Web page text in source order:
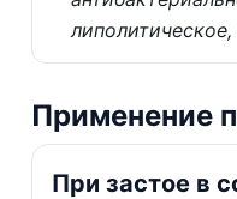
Применение
При застое в